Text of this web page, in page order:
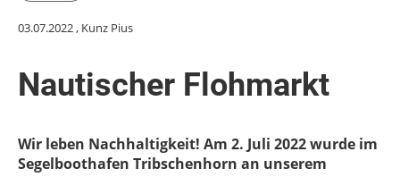
03.07.2022, Kunz Pius
Nautischer Flohmarkt
Wir leben Nachhaltigkeit! Am 2. Juli 2022 wurde im
Segelboothafen Tribschenhorn an unserem